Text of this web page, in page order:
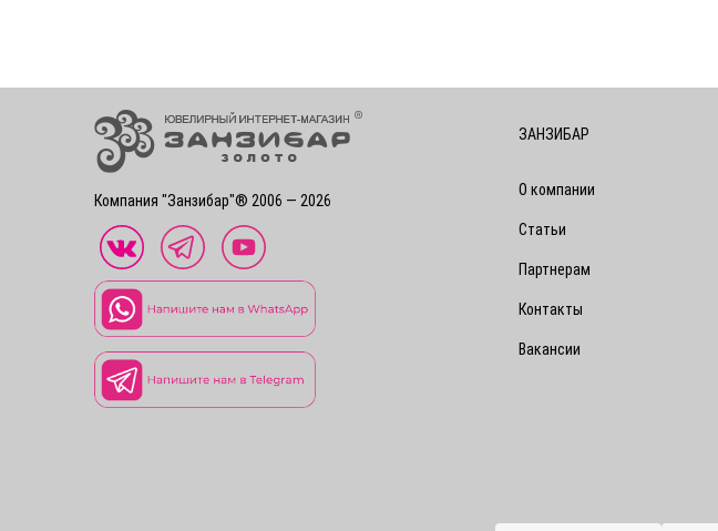
Компания "Занзибар"® 2006 — 2026
ЗАНЗИБАР
О компании
Статьи
Партнерам
Контакты
Вакансии